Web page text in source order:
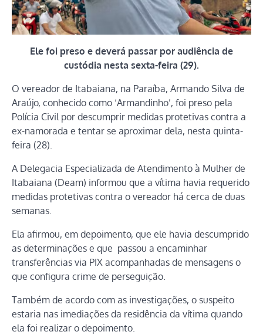
Ele foi preso e deverá passar por audiência de
custódia nesta sexta-feira (29).
O vereador de Itabaiana, na Paraíba, Armando Silva de
Araújo, conhecido como ‘Armandinho’, foi preso pela
Polícia Civil por descumprir medidas protetivas contra a
ex-namorada e tentar se aproximar dela, nesta quinta-
feira (28).
A Delegacia Especializada de Atendimento à Mulher de
Itabaiana (Deam) informou que a vítima havia requerido
medidas protetivas contra o vereador há cerca de duas
semanas.
Ela afirmou, em depoimento, que ele havia descumprido
as determinações e que passou a encaminhar
transferências via PIX acompanhadas de mensagens o
que configura crime de perseguição.
Também de acordo com as investigações, o suspeito
estaria nas imediações da residência da vítima quando
ela foi realizar o depoimento.